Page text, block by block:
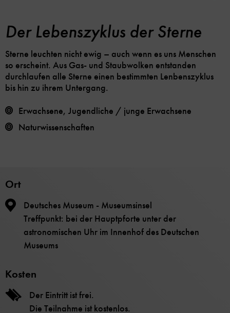
Der Lebenszyklus der Sterne
Sterne leuchten nicht ewig – auch wenn es uns Menschen
so erscheint. Aus Gas- und Staubwolken entstanden
durchlaufen alle Sterne einen bestimmten Lenbenszyklus
bis hin zu ihrem Untergang.
Erwachsene, Jugendliche / junge Erwachsene
Naturwissenschaften
Ort
Deutsches Museum - Museumsinsel
Treffpunkt: bei der Hauptpforte unter der
astronomischen Uhr im Innenhof des Deutschen
Museums
Kosten
Der Eintritt ist frei.
Die Teilnahme ist kostenlos.